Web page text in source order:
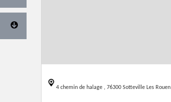
4 chemin de halage , 76300 Sotteville Les Rouen